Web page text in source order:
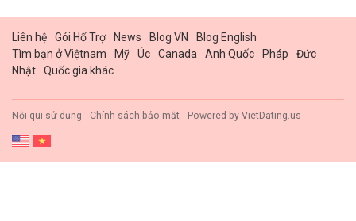
Liên hệ Gói Hổ Trợ News Blog VN
Blog English
Tìm bạn ở Việtnam
Mỹ Úc Canada Anh Quốc Pháp
Đức
Nhật
Quốc gia khác
Nội qui sử dụng Chính sách bảo mật Powered by VietDating.us